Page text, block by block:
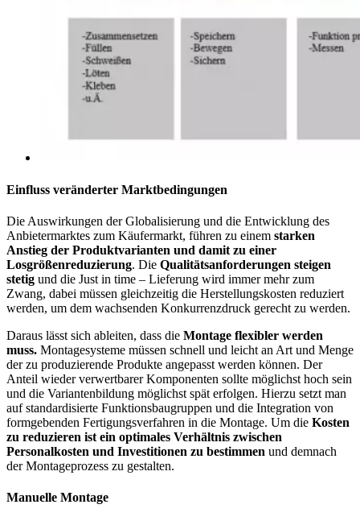
Einfluss veränderter Marktbedingungen
Die Auswirkungen der Globalisierung und die Entwicklung des
Anbietermarktes zum Käufermarkt, führen zu einem starken
Anstieg der Produktvarianten und damit zu einer
Losgrößenreduzierung. Die Qualitätsanforderungen steigen
stetig und die Just in time – Lieferung wird immer mehr zum
Zwang, dabei müssen gleichzeitig die Herstellungskosten reduziert
werden, um dem wachsenden Konkurrenzdruck gerecht zu werden.
Daraus lässt sich ableiten, dass die Montage flexibler werden
muss. Montagesysteme müssen schnell und leicht an Art und Menge
der zu produzierende Produkte angepasst werden können. Der
Anteil wieder verwertbarer Komponenten sollte möglichst hoch sein
und die Variantenbildung möglichst spät erfolgen. Hierzu setzt man
auf standardisierte Funktionsbaugruppen und die Integration von
formgebenden Fertigungsverfahren in die Montage. Um die Kosten
zu reduzieren ist ein optimales Verhältnis zwischen
Personalkosten und Investitionen zu bestimmen und demnach
der Montageprozess zu gestalten.
Manuelle Montage